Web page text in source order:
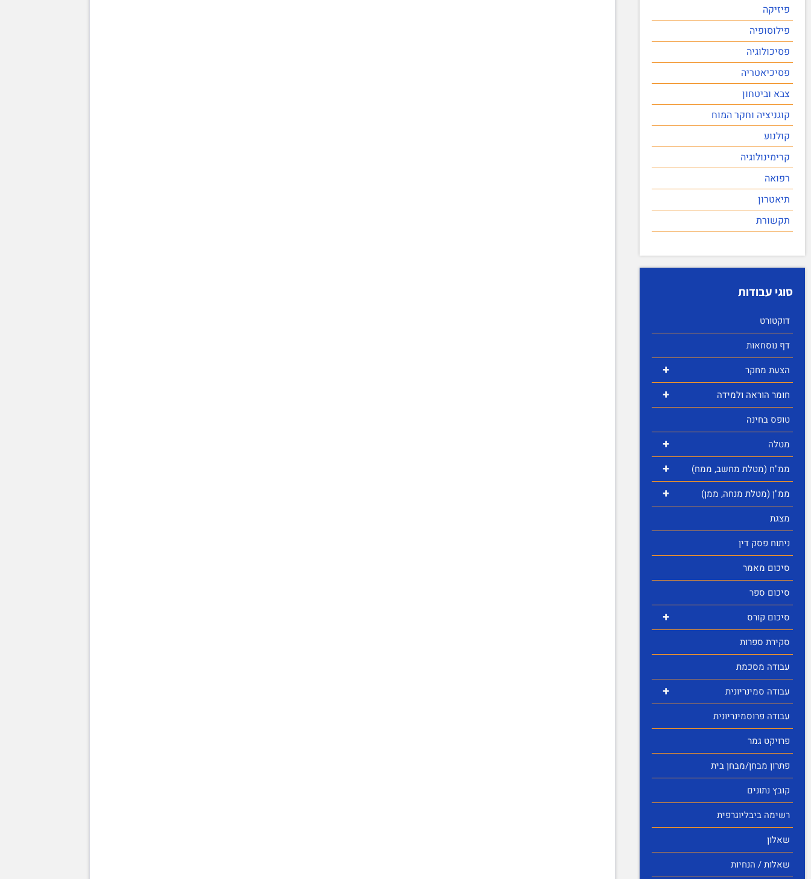
פיזיקה
פילוסופיה
פסיכולוגיה
פסיכיאטריה
צבא וביטחון
קוגניציה וחקר המוח
קולנוע
קרימינולוגיה
רפואה
תיאטרון
תקשורת
סוגי עבודות
דוקטורט
דף נוסחאות
+ הצעת מחקר
+
חומר הוראה ולמידה
טופס בחינה
+ מטלה
+ ממ"ח (מטלת מחשב, ממח)
+
ממ"ן (מטלת מנחה, ממן)
מצגת
ניתוח פסק דין
סיכום מאמר
סיכום ספר
+
סיכום קורס
סקירת ספרות
עבודה מסכמת
+
עבודה סמינריונית
עבודה פרוסמינריונית
פרויקט גמר
פתרון מבחן/מבחן בית
קובץ נתונים
רשימה ביבליוגרפית
שאלון
שאלות / הנחיות